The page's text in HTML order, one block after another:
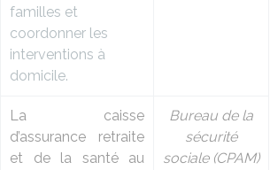
familles et
coordonner les
interventions à
domicile.
La caisse
d’assurance retraite
et de la santé au
Bureau de la
sécurité
sociale (CPAM)